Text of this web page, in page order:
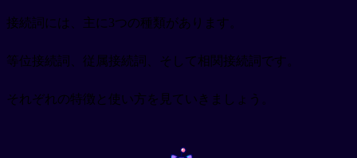
接続詞には、主に3つの種類があります。
等位接続詞、従属接続詞、そして相関接続詞です。
それぞれの特徴と使い方を見ていきましょう。